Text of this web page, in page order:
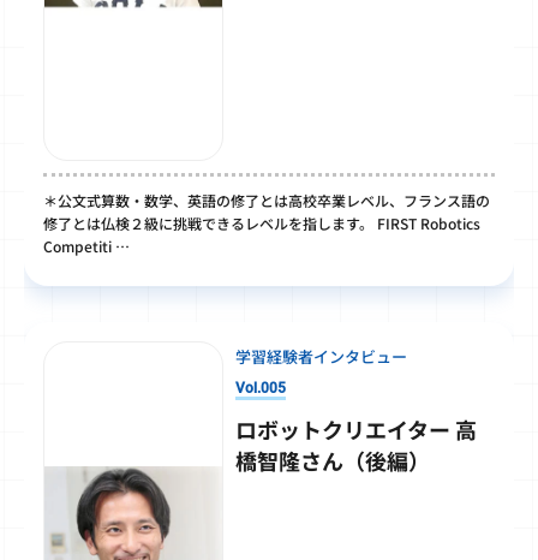
＊公文式算数・数学、英語の修了とは高校卒業レベル、フランス語の
修了とは仏検２級に挑戦できるレベルを指します。 FIRST Robotics
Competiti …
学習経験者インタビュー
Vol.005
ロボットクリエイター 高
橋智隆さん（後編）